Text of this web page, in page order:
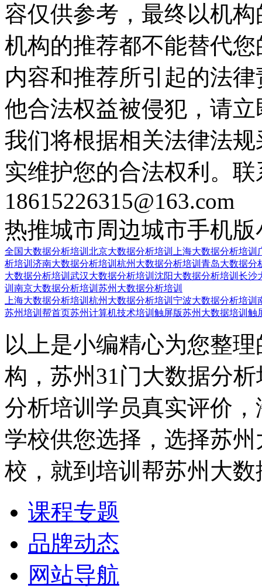
容仅供参考，最终以机
机构的推荐都不能替代
内容和推荐所引起的法
他合法权益被侵犯，请
我们将根据相关法律法
实维护您的合法权利。
18615226315@163.com
热推城市周边城市手机版
全国大数据分析培训 北京大数据分析培训 上海大数据分析培训
析培训 济南大数据分析培训 杭州大数据分析培训 青岛大数据分
大数据分析培训 武汉大数据分析培训 沈阳大数据分析培训 长沙
训 南京大数据分析培训 苏州大数据分析培训
上海大数据分析培训 杭州大数据分析培训 宁波大数据分析培训
苏州培训帮首页苏州计算机技术培训触屏版苏州大数据培训触
以上是小编精心为您整
构，苏州31门大数据分
分析培训学员真实评价
学校供您选择，选择苏
校，就到培训帮苏州大
课程专题
品牌动态
网站导航